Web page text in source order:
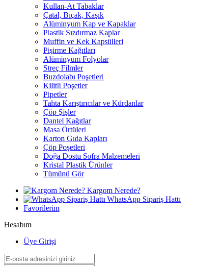
Kullan-At Tabaklar
Çatal, Bıçak, Kaşık
Alüminyum Kap ve Kapaklar
Plastik Sızdırmaz Kaplar
Muffin ve Kek Kapsülleri
Pişirme Kağıtları
Alüminyum Folyolar
Streç Filmler
Buzdolabı Poşetleri
Kilitli Poşetler
Pipetler
Tahta Karıştırıcılar ve Kürdanlar
Çöp Şişler
Dantel Kağıtlar
Masa Örtüleri
Karton Gıda Kapları
Çöp Poşetleri
Doğa Dostu Sofra Malzemeleri
Kristal Plastik Ürünler
Tümünü Gör
Kargom Nerede?
WhatsApp Sipariş Hattı
Favorilerim
Hesabım
Üye Girişi